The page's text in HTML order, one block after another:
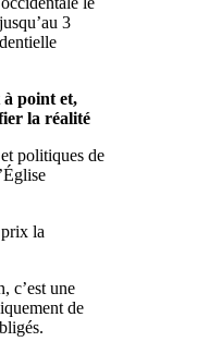
3
à point et,
la réalité
politiques de
prix la
c’est une
de